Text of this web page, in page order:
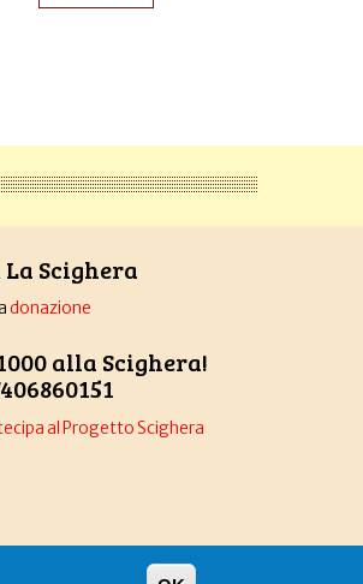
Scighera
donazione
alla Scighera!
al Progetto Scighera